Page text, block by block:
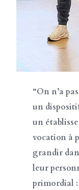
“On n’a
un
un
vocation à
grandir
leur
primordial :